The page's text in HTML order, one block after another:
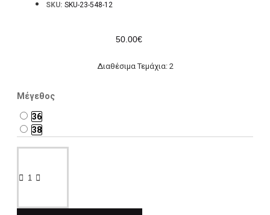
SKU: SKU-23-548-12
50.00€
Διαθέσιμα Τεμάχια: 2
Μέγεθος
36
38